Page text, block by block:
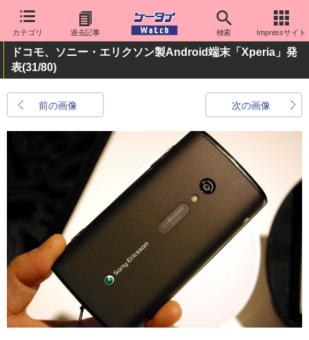
カテゴリ 過去記事 検索 Impressサイト
ドコモ、ソニー・エリクソン製Android端末「Xperia」発
表(31/80)
前の画像 次の画像